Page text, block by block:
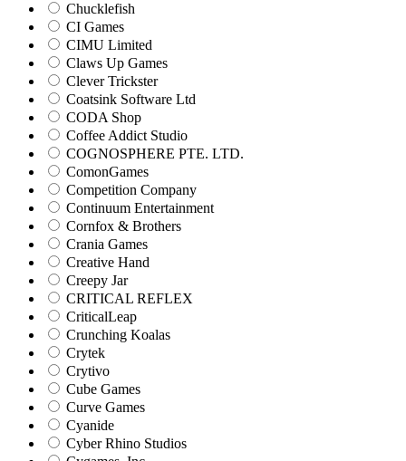
Chucklefish
CI Games
CIMU Limited
Claws Up Games
Clever Trickster
Coatsink Software Ltd
CODA Shop
Coffee Addict Studio
COGNOSPHERE PTE. LTD.
ComonGames
Competition Company
Continuum Entertainment
Cornfox & Brothers
Crania Games
Creative Hand
Creepy Jar
CRITICAL REFLEX
CriticalLeap
Crunching Koalas
Crytek
Crytivo
Cube Games
Curve Games
Cyanide
Cyber Rhino Studios